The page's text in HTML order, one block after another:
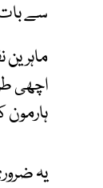
سے بات
اچھی
یہ